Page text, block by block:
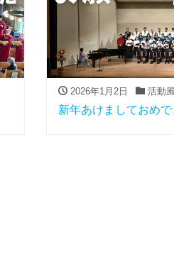
2026年1月2日 活動
新年あけましておめ